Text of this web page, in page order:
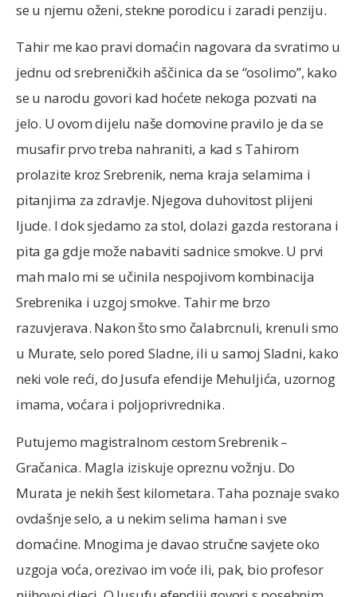
se u njemu oženi, stekne porodicu i zaradi penziju.
Tahir me kao pravi domaćin nagovara da svratimo u
jednu od srebreničkih aščinica da se “osolimo”, kako
se u narodu govori kad hoćete nekoga pozvati na
jelo. U ovom dijelu naše domovine pravilo je da se
musafir prvo treba nahraniti, a kad s Tahirom
prolazite kroz Srebrenik, nema kraja selamima i
pitanjima za zdravlje. Njegova duhovitost plijeni
ljude. I dok sjedamo za stol, dolazi gazda restorana i
pita ga gdje može nabaviti sadnice smokve. U prvi
mah malo mi se učinila nespojivom kombinacija
Srebrenika i uzgoj smokve. Tahir me brzo
razuvjerava. Nakon što smo čalabrcnuli, krenuli smo
u Murate, selo pored Sladne, ili u samoj Sladni, kako
neki vole reći, do Jusufa efendije Mehuljića, uzornog
imama, voćara i poljoprivrednika.
Putujemo magistralnom cestom Srebrenik –
Gračanica. Magla iziskuje opreznu vožnju. Do
Murata je nekih šest kilometara. Taha poznaje svako
ovdašnje selo, a u nekim selima haman i sve
domaćine. Mnogima je davao stručne savjete oko
uzgoja voća, orezivao im voće ili, pak, bio profesor